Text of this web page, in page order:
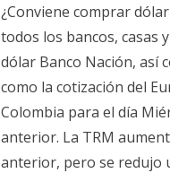
¿Conviene comprar
todos los bancos, casas
dólar Banco Nación, así
como la cotización del
Colombia para el día
anterior. La TRM
anterior, pero se redujo